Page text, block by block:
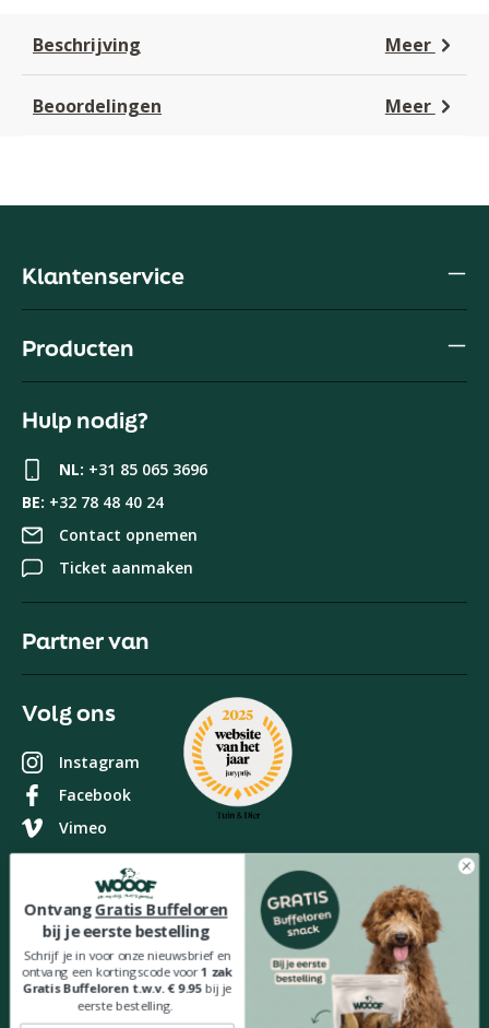
Beschrijving Meer
Beoordelingen Meer
Volg ons
Instagram
Facebook
Vimeo
Klantenservice
Producten
Hulp nodig?
NL: +31 85 065 3696
BE: +32 78 48 40 24
Contact opnemen
Ticket aanmaken
Partner van
Zorgvuldig bezorgd met
Veilig betalen met
OntvangGratis Buffeloren
bij je eerste bestelling
Schrijf je in voor onze nieuwsbrief en
ontvang een kortingscode voor1 zak
Gratis Buffeloren t.w.v. € 9.95bij je
eerste bestelling.